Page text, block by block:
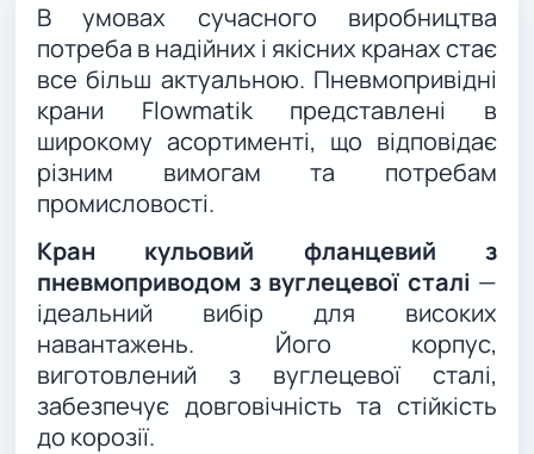
В умовах сучасного виробництва
потреба в надійних і якісних кранах стає
все більш актуальною. Пневмопривідні
крани Flowmatik представлені в
широкому асортименті, що відповідає
різним вимогам та потребам
промисловості.
Кран кульовий фланцевий з
пневмоприводом з вуглецевої сталі —
ідеальний вибір для високих
навантажень. Його корпус,
виготовлений з вуглецевої сталі,
забезпечує довговічність та стійкість
до корозії.